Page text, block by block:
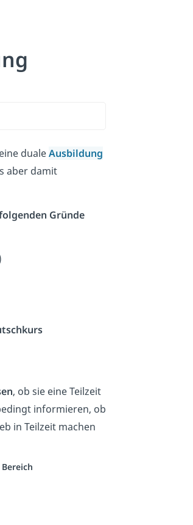
dualeAusbildung
aber damit
Gründe
, ob sie eine Teilzeit
informieren, ob
in Teilzeit machen